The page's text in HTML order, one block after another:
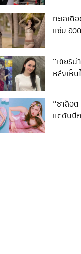
โทษเทียบเ
ศักสิทธิ์
ทะเลเดื
แซ่บ อว
“เดียร์น่
หลังเห็น
“ชาล็อ
แต่ดันปั